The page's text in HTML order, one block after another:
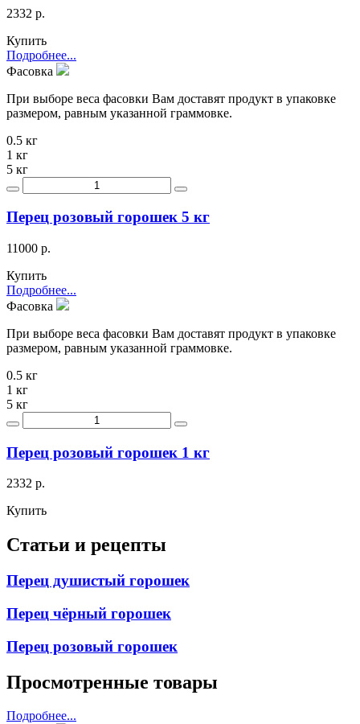
2332 р.
Купить
Подробнее...
Фасовка
При выборе веса фасовки Вам доставят продукт в упаковке
размером, равным указанной граммовке.
0.5 кг
1 кг
5 кг
Перец розовый горошек 5 кг
11000 р.
Купить
Подробнее...
Фасовка
При выборе веса фасовки Вам доставят продукт в упаковке
размером, равным указанной граммовке.
0.5 кг
1 кг
5 кг
Перец розовый горошек 1 кг
2332 р.
Купить
Статьи и рецепты
Перец душистый горошек
Перец чёрный горошек
Перец розовый горошек
Просмотренные товары
Подробнее...